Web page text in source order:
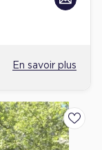
En savoir plus